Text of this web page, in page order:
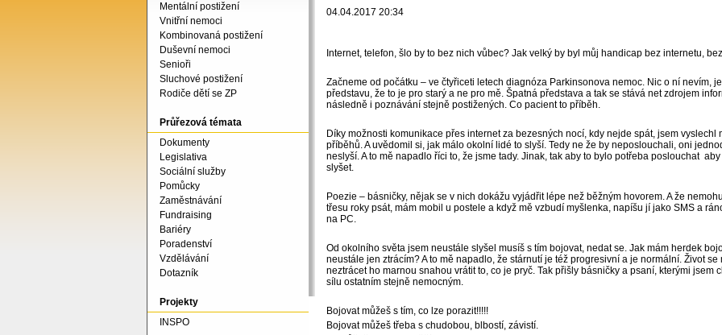
04.04.2017 20:34
Internet, telefon, šlo by to bez nich vůbec? Jak velký by byl můj handicap bez internetu,
Začneme od počátku – ve čtyřiceti letech diagnóza Parkinsonova nemoc. Nic o ní nevím,
představu, že to je pro starý a ne pro mě. Špatná představa a tak se stává net zdrojem
následně i poznávání stejně postižených. Co pacient to příběh.
Díky možnosti komunikace přes internet za bezesných nocí, kdy nejde spát, jsem vyslechl
příběhů. A uvědomil si, jak málo okolní lidé to slyší. Tedy ne že by neposlouchali, oni
neslyší. A to mě napadlo říci to, že jsme tady. Jinak, tak aby to bylo potřeba poslouchat
slyšet.
Poezie – básničky, nějak se v nich dokážu vyjádřit lépe než běžným hovorem. A že
třesu roky psát, mám mobil u postele a když mě vzbudí myšlenka, napíšu jí jako SMS a
na PC.
Od okolního světa jsem neustále slyšel musíš s tím bojovat, nedat se. Jak mám herdek
neustále jen ztrácím? A to mě napadlo, že stárnutí je též progresivní a je normální. Život se
neztrácet ho marnou snahou vrátit to, co je pryč. Tak přišly básničky a psaní, kterými jsem
sílu ostatním stejně nemocným.
Bojovat můžeš s tím, co lze porazit!!!!!
Bojovat můžeš třeba s chudobou, blbostí, závistí.
Mentální postižení
Vnitřní nemoci
Kombinovaná postižení
Duševní nemoci
Senioři
Sluchové postižení
Rodiče dětí se ZP
Průřezová témata
Dokumenty
Legislativa
Sociální služby
Pomůcky
Zaměstnávání
Fundraising
Bariéry
Poradenství
Vzdělávání
Dotazník
Projekty
INSPO